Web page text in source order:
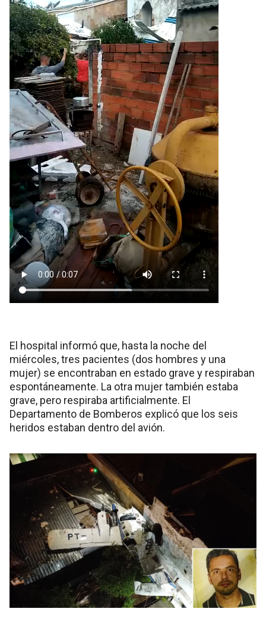
El hospital informó que, hasta la noche del
miércoles, tres pacientes (dos hombres y una
mujer) se encontraban en estado grave y respiraban
espontáneamente. La otra mujer también estaba
grave, pero respiraba artificialmente. El
Departamento de Bomberos explicó que los seis
heridos estaban dentro del avión.